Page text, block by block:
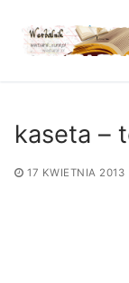
treści
kaseta –
17 KWIETNIA 2013